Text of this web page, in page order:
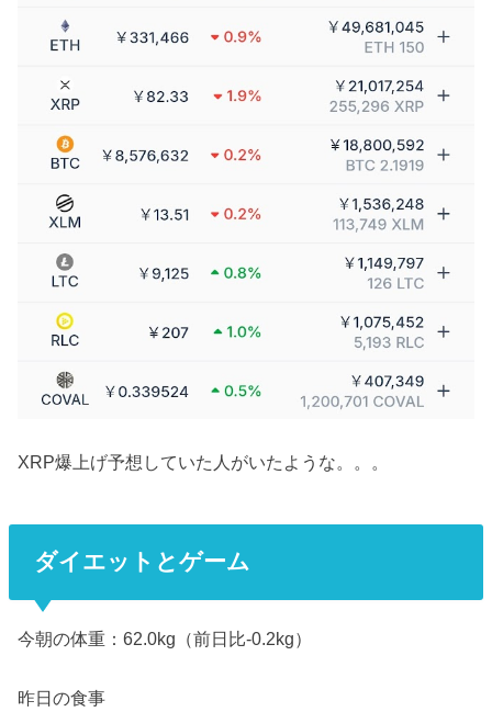
XRP爆上げ予想していた人がいたような。。。
ダイエットとゲーム
今朝の体重：62.0kg（前日比-0.2kg）
昨日の食事